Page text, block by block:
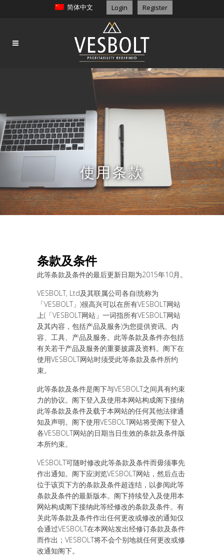
简体中文 Login Register
使用条款
条款及条件
此等条款及条件的最后更新日期为2015年10月。
VESBOLT, Ltd及其联属公司各自(统称为
「VESBOLT」)很高兴可以在所有VESBOLT网站
上(「VESBOLT网站」一词指所有VESBOLT网站
及其内容，包括产品及服务)为您提供资讯、内
容、工具、产品及服务。此等条款及条件亦包括
有关若干产品及服务的重要披露及资料。阁下在
使用VESBOLT网站时须受此等条款及条件所约
束。
此等条款及条件是阁下与VESBOLT之间具有约束
力的协议。阁下登入及使用本网站构成阁下接纳
此等条款及条件及载于本网站的任何其他法律通
知及声明。阁下使用VESBOLT网站将受阁下登入
各VESBOLT网站的日期当日生效的条款及条件版
本所约束。
VESBOLT可随时修改此等条款及条件而毋须事先
作出通知。阁下应浏览VESBOLT网站，然后点击
位于该页下方的条款及条件超连结，以参阅此等
条款及条件的最新版本。阁下持续登入及使用本
网站构成阁下接纳此等经修改的条款及条件。有
关此等条款及条件作出任何更改或修改的通知仅
会通过VESBOLT在本网站发出经修订条款及条件
而作出；VESBOLT将不会个别地就任何更改或修
改通知阁下。